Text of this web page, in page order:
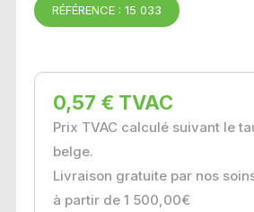
RÉFÉRENCE : 15 033
0,57 € TVAC
Prix TVAC calculé suivant le
belge.
Livraison gratuite par nos
à partir de 1 500,00€